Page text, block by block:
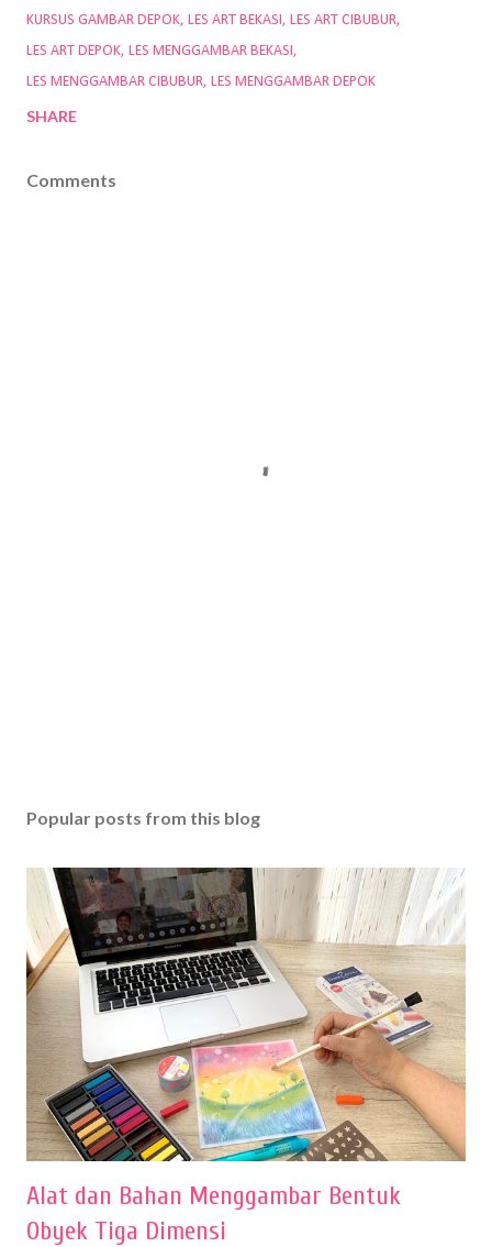
KURSUS GAMBAR DEPOK LES ART BEKASI
LES ART CIBUBUR
LES ART DEPOK LES MENGGAMBAR BEKASI
LES MENGGAMBAR CIBUBUR LES MENGGAMBAR DEPOK
SHARE
Comments
Popular posts from this blog
Alat dan Bahan Menggambar Bentuk
Obyek Tiga Dimensi